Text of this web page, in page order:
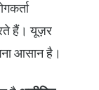
हैं। यूज़र
आसान है।